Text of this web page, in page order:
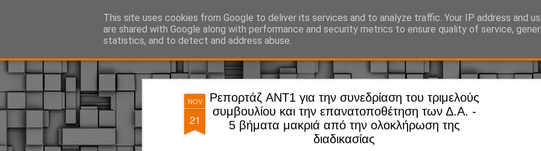
NOV
21
Ρεπορτάζ ANT1 για την συνεδρίαση του τριμελούς
συμβουλίου και την επανατοποθέτηση των Δ.Α. -
5 βήματα μακριά από την ολοκλήρωση της
διαδικασίας
This site uses cookies from Google to deliver its services and to analyze traffic. Your IP address and
are shared with Google along with performance and security metrics to ensure quality of service,
statistics, and to detect and address abuse.
ΔΗΜΟΤΙΚΗ ΑΣΤΥΝΟΜΙΑ, τα νέα! Ό, τι συμβαίνει γύρω από τη Δημοτική Αστυνομία, την τοπική
JUL
29
Άργος -